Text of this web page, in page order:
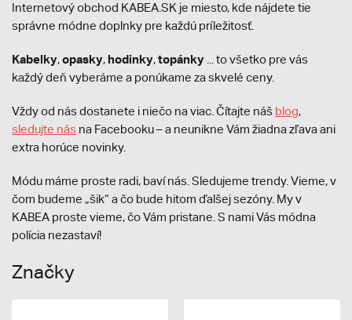
Internetový obchod KABEA.SK je miesto, kde nájdete tie
správne módne doplnky pre každú príležitosť.
Kabelky,opasky, hodinky,topánky ... to všetko pre vás
každý deň vyberáme a ponúkame za skvelé ceny.
Vždy od nás dostanete i niečo na viac. Čítajte náš blog,
sledujte nás na Facebooku – a neunikne Vám žiadna zľava ani
extra horúce novinky.
Módu máme proste radi, baví nás. Sledujeme trendy. Vieme, v
čom budeme „šik“ a čo bude hitom ďalšej sezóny. My v
KABEA proste vieme, čo Vám pristane. S nami Vás módna
polícia nezastaví!
Značky